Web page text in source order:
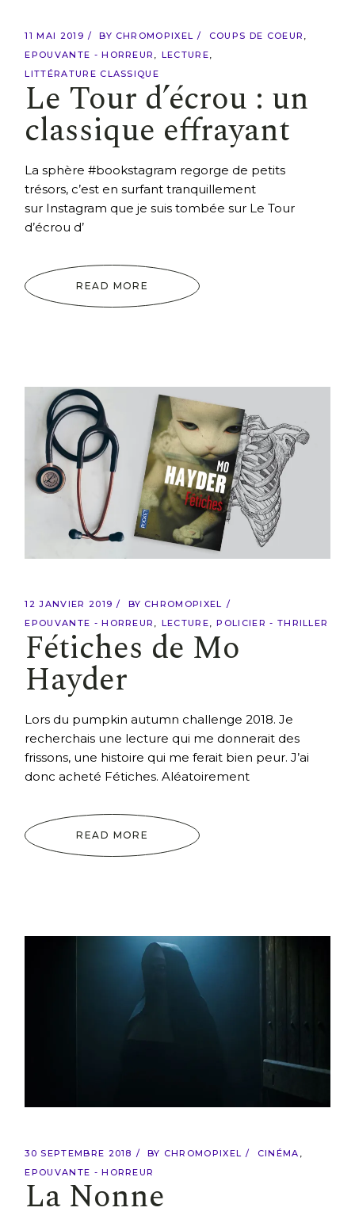
11 MAI 2019 BY CHROMOPIXEL
COUPS DE COEUR
EPOUVANTE - HORREUR
LECTURE
LITTÉRATURE CLASSIQUE
Le Tour d’écrou : un
classique effrayant
La sphère #bookstagram regorge de petits
trésors, c’est en surfant tranquillement
sur Instagram que je suis tombée sur Le Tour
d’écrou d’
READ MORE
12 JANVIER 2019 BY CHROMOPIXEL
EPOUVANTE - HORREUR
LECTURE POLICIER - THRILLER
Fétiches de Mo
Hayder
Lors du pumpkin autumn challenge 2018. Je
recherchais une lecture qui me donnerait des
frissons, une histoire qui me ferait bien peur. J’ai
donc acheté Fétiches. Aléatoirement
READ MORE
30 SEPTEMBRE 2018 BY CHROMOPIXEL
CINÉMA
EPOUVANTE - HORREUR
La Nonne